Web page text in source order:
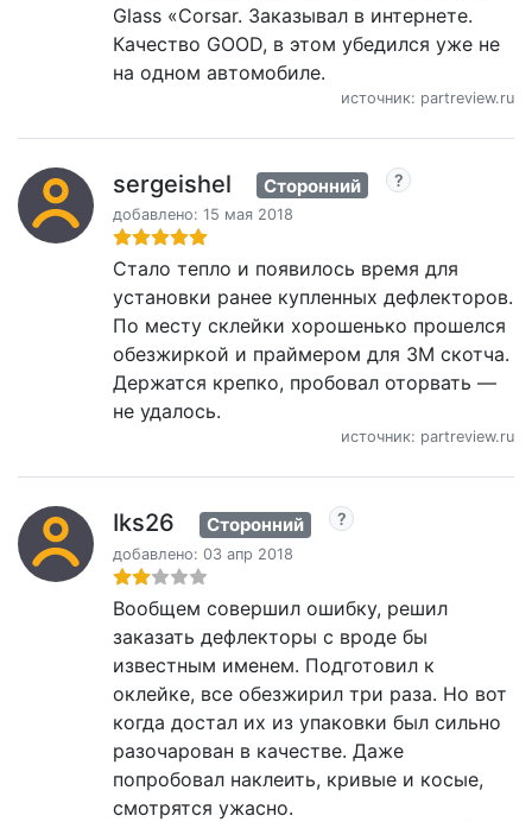
Glass «Corsar. Заказывал в интернете.
Качество GOOD, в этом убедился уже не
на одном автомобиле.
источник: partreview.ru
sergeishel Сторонний
добавлено: 15 мая 2018
Стало тепло и появилось время для
установки ранее купленных дефлекторов.
По месту склейки хорошенько прошелся
обезжиркой и праймером для 3М скотча.
Держатся крепко, пробовал оторвать —
не удалось.
источник: partreview.ru
Iks26 Сторонний
добавлено: 03 апр 2018
Вообщем совершил ошибку, решил
заказать дефлекторы с вроде бы
известным именем. Подготовил к
оклейке, все обезжирил три раза. Но вот
когда достал их из упаковки был сильно
разочарован в качестве. Даже
попробовал наклеить, кривые и косые,
смотрятся ужасно.